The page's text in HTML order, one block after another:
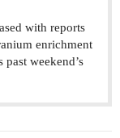
with reports
enrichment
weekend’s